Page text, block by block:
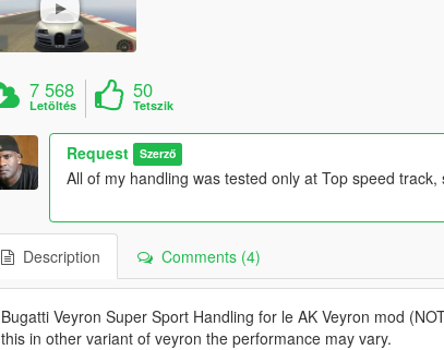
7 568
Letöltés
50
Tetszik
Request Szerző
All of my handling was tested only at Top speed
Description Comments (4)
Bugatti Veyron Super Sport Handling for le AK Veyron mod
this in other variant of veyron the performance may vary.